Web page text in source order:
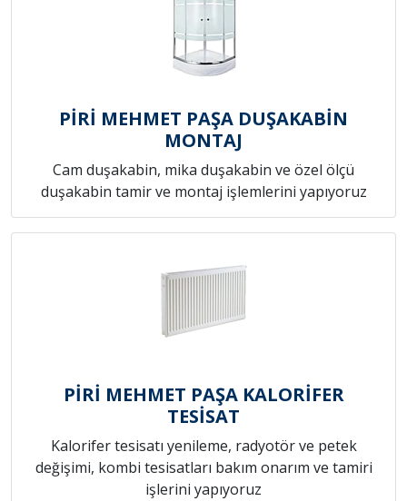
PİRİ MEHMET PAŞA DUŞAKABİN
MONTAJ
Cam duşakabin, mika duşakabin ve özel ölçü
duşakabin tamir ve montaj işlemlerini yapıyoruz
PİRİ MEHMET PAŞA KALORİFER
TESİSAT
Kalorifer tesisatı yenileme, radyotör ve petek
değişimi, kombi tesisatları bakım onarım ve tamiri
işlerini yapıyoruz